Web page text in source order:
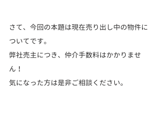
さて、今回の本題は現在売り出し中の物件に
ついてです。
弊社売主につき、仲介手数料はかかりませ
ん！
気になった方は是非ご相談ください。